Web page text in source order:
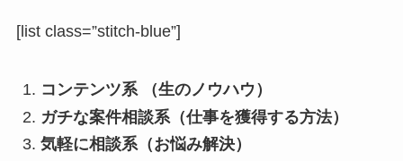
[list class=”stitch-blue”]
コンテンツ系 （生のノウハウ）
ガチな案件相談系（仕事を獲得する方法）
気軽に相談系（お悩み解決）